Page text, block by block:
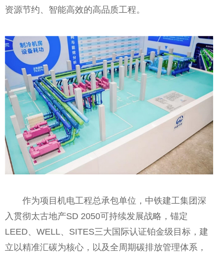
资源节约、智能高效的高品质工程。
作为项目机电工程总承包单位，中铁建工集团深
入贯彻太古地产SD 2050可持续发展战略，锚定
LEED、WELL、SITES三大国际认证铂金级目标，建
立以精准汇碳为核心，以及全周期碳排放管理体系，